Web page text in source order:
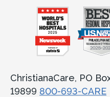
ChristianaCare, PO
19899 800-693-CARE